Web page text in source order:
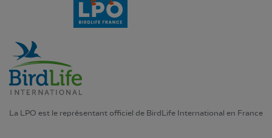
La LPO est le représentant officiel de BirdLife International en France